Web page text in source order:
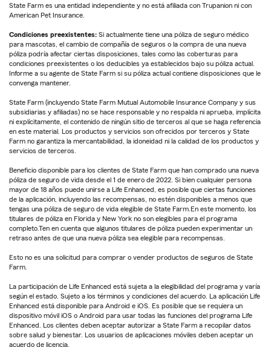
State Farm es una entidad independiente y no está afiliada con Trupanion ni con
American Pet Insurance.
Condiciones preexistentes: Si actualmente tiene una póliza de seguro médico
para mascotas, el cambio de compañía de seguros o la compra de una nueva
póliza podría afectar ciertas disposiciones, tales como las coberturas para
condiciones preexistentes o los deducibles ya establecidos bajo su póliza actual.
Informe a su agente de State Farm si su póliza actual contiene disposiciones que le
convenga mantener.
State Farm (incluyendo State Farm Mutual Automobile Insurance Company y sus
subsidiarias y afiliadas) no se hace responsable y no respalda ni aprueba, implícita
ni explícitamente, el contenido de ningún sitio de terceros al que se haga referencia
en este material. Los productos y servicios son ofrecidos por terceros y State
Farm no garantiza la mercantabilidad, la idoneidad ni la calidad de los productos y
servicios de terceros.
Beneficio disponible para los clientes de State Farm que han comprado una nueva
póliza de seguro de vida desde el 1 de enero de 2022. Si bien cualquier persona
mayor de 18 años puede unirse a Life Enhanced, es posible que ciertas funciones
de la aplicación, incluyendo las recompensas, no estén disponibles a menos que
tengas una póliza de seguro de vida elegible de State Farm.En este momento, los
titulares de póliza en Florida y New York no son elegibles para el programa
completo.Ten en cuenta que algunos titulares de póliza pueden experimentar un
retraso antes de que una nueva póliza sea elegible para recompensas.
Esto no es una solicitud para comprar o vender productos de seguros de State
Farm.
La participación de Life Enhanced está sujeta a la elegibilidad del programa y varía
según el estado. Sujeto a los términos y condiciones del acuerdo. La aplicación Life
Enhanced está disponible para Android e iOS. Es posible que se requiera un
dispositivo móvil iOS o Android para usar todas las funciones del programa Life
Enhanced. Los clientes deben aceptar autorizar a State Farm a recopilar datos
sobre salud y bienestar. Los usuarios de aplicaciones móviles deben aceptar un
acuerdo de licencia.